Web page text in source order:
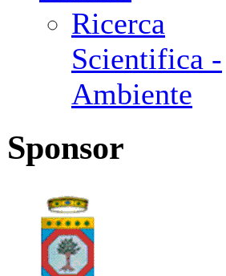
Ricerca
Scientifica -
Ambiente
Sponsor